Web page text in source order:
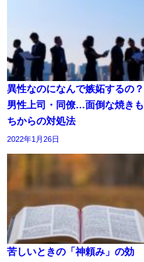
異性なのになんで嫉妬するの？
男性上司・同僚…面倒な焼きも
ちからの対処法
2022年1月26日
苦しいときの「神頼み」の効